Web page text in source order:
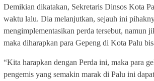
Demikian dikatakan, Sekretaris Dinsos Kota
waktu lalu. Dia melanjutkan, sejauh ini
mengimplementasikan perda tersebut, namun
maka diharapkan para Gepeng di Kota Palu
“Kita harapkan dengan Perda ini, maka para
pengemis yang semakin marak di Palu ini